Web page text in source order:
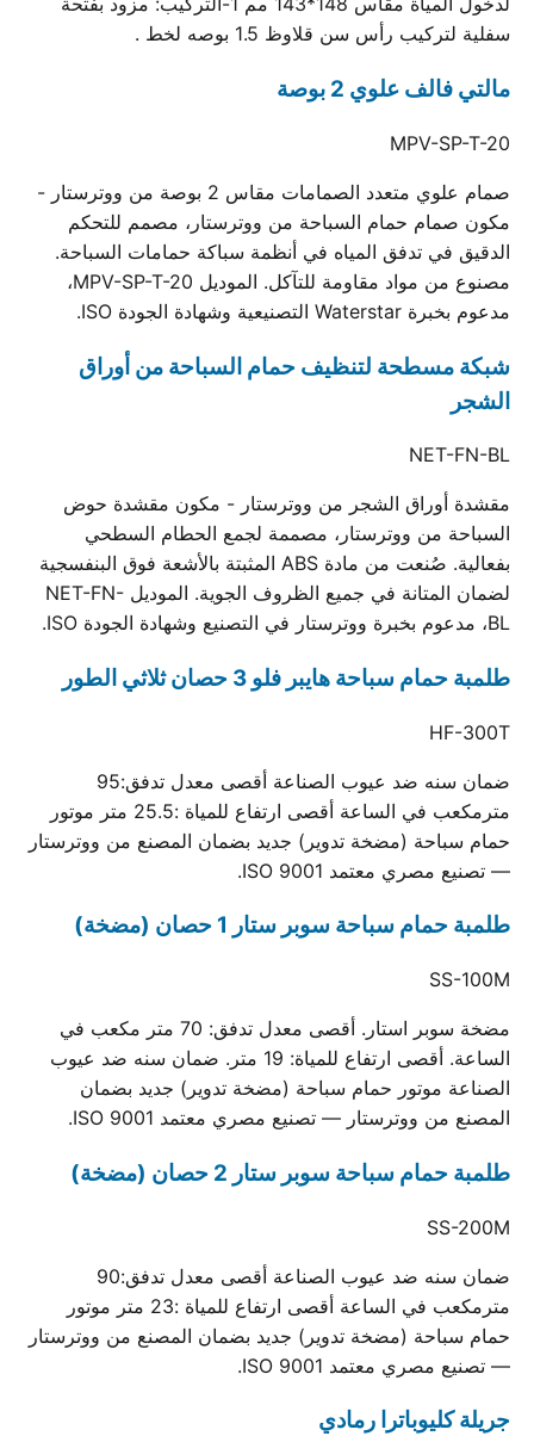
سفلية لتركيب رأس سن قلاوظ 1.5 بوصه لخط .
مالتي فالف علوي 2 بوصة
MPV-SP-T-20
صمام علوي متعدد الصمامات مقاس 2 بوصة من ووترستار -
مكون صمام حمام السباحة من ووترستار، مصمم للتحكم
الدقيق في تدفق المياه في أنظمة سباكة حمامات السباحة.
مصنوع من مواد مقاومة للتآكل. الموديل MPV-SP-T-20،
مدعوم بخبرة Waterstar التصنيعية وشهادة الجودة ISO.
شبكة مسطحة لتنظيف حمام السباحة من أوراق
الشجر
NET-FN-BL
مقشدة أوراق الشجر من ووترستار - مكون مقشدة حوض
السباحة من ووترستار، مصممة لجمع الحطام السطحي
بفعالية. صُنعت من مادة ABS المثبتة بالأشعة فوق البنفسجية
لضمان المتانة في جميع الظروف الجوية. الموديل NET-FN-
BL، مدعوم بخبرة ووترستار في التصنيع وشهادة الجودة ISO.
طلمبة حمام سباحة هايبر فلو 3 حصان ثلاثي الطور
HF-300T
ضمان سنه ضد عيوب الصناعة أقصى معدل تدفق:95
مترمكعب في الساعة أقصى ارتفاع للمياة :25.5 متر موتور
حمام سباحة (مضخة تدوير) جديد بضمان المصنع من ووترستار
— تصنيع مصري معتمد ISO 9001.
طلمبة حمام سباحة سوبر ستار 1 حصان (مضخة)
SS-100M
مضخة سوبر استار. أقصى معدل تدفق: 70 متر مكعب في
الساعة. أقصى ارتفاع للمياة: 19 متر. ضمان سنه ضد عيوب
الصناعة موتور حمام سباحة (مضخة تدوير) جديد بضمان
المصنع من ووترستار — تصنيع مصري معتمد ISO 9001.
طلمبة حمام سباحة سوبر ستار 2 حصان (مضخة)
SS-200M
ضمان سنه ضد عيوب الصناعة أقصى معدل تدفق:90
مترمكعب في الساعة أقصى ارتفاع للمياة :23 متر موتور
حمام سباحة (مضخة تدوير) جديد بضمان المصنع من ووترستار
— تصنيع مصري معتمد ISO 9001.
جريلة كليوباترا رمادي